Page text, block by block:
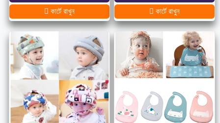
কার্টে রাখুন
কার্টে রাখুন